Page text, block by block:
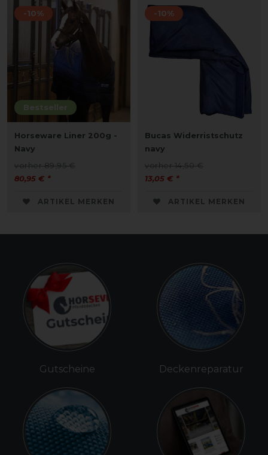
Bestseller
-10%
Horseware Liner 200g -
Navy
vorher 89,95 €
80,95 € *
ARTIKEL MERKEN
-10%
Bucas Widerristschutz
navy
vorher 14,50 €
13,05 € *
ARTIKEL MERKEN
Gutscheine Deckenreparatur